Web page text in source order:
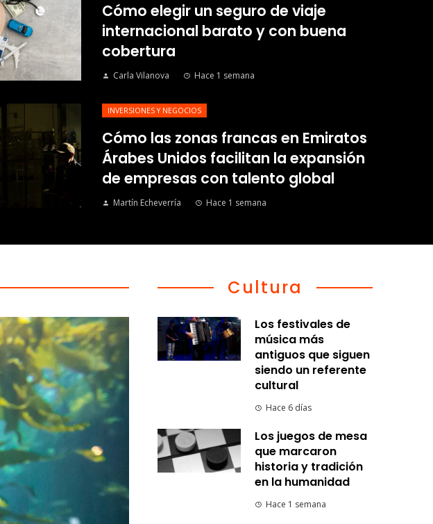
Cómo elegir un seguro de viaje
internacional barato y con buena
cobertura
Carla Vilanova Hace 1 semana
INVERSIONES Y NEGOCIOS
Cómo las zonas francas en Emiratos
Árabes Unidos facilitan la expansión
de empresas con talento global
Martín Echeverría Hace 1 semana
Cultura
Los festivales de
música más
antiguos que siguen
siendo un referente
cultural
Hace 6 días
Los juegos de mesa
que marcaron
historia y tradición
en la humanidad
Hace 1 semana